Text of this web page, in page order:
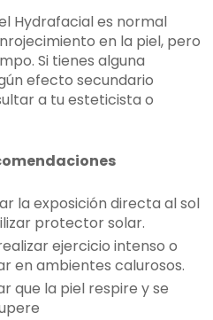
Hydrafacial es normal
en la piel, pero
Si tienes alguna
efecto secundario
a tu esteticista o
la exposición directa al sol
protector solar.
ejercicio intenso o
en ambientes calurosos.
que la piel respire y se